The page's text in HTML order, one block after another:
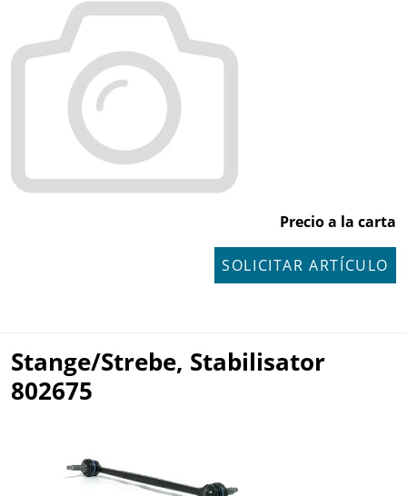
Precio a la carta
SOLICITAR ARTÍCULO
Stange/Strebe, Stabilisator
802675